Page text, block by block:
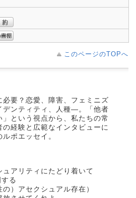
このページのTOPへ
必要？恋愛、障害、フェミニズ
デンティティ、人種―。「他者
という視点から、私たちの常
経験と広範なインタビューに
ポエッセイ。
アリティにたどり着いて
る
）アセクシュアル存在）